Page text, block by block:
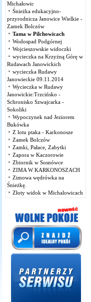
Michałowic
Śnieżka edukacyjno-
przyrodnicza Janowice Wielkie -
Zamek Bolczów
Tama w Pilchowicach
Wodospad Podgórnej
Wojcieszowskie widoczki
wycieczka na Krzyżną Górę w
Rudawach Janowickich
wycieczka Rudawy
Janowieckie 09.11.2014
Wycieczka w Rudawy
Janowickie:Trzcińsko -
Schronisko Szwajcarka -
Sokoliki
Wypoczynek nad Jeziorem
Bukówka
Z lotu ptaka - Karkonosze
Zamek Bolczów
Zamki, Pałace, Zabytki
Zapora w Kaczorowie
Zbiornik w Sosnówce
ZIMA W KARKONOSZACH
Zimowa wędrówka na
Śnieżkę.
Złoty widok w Michalowicach